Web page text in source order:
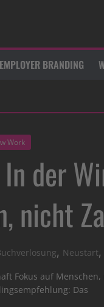
EMPLOYER BRANDING
Work
der
nicht
, Neustart,
Fokus auf
Das